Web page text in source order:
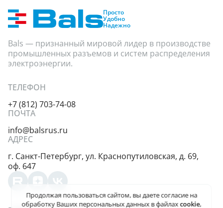
Просто
Удобно
Надежно
Bals — признанный мировой лидер в производстве
промышленных разъемов и систем распределения
электроэнергии.
ТЕЛЕФОН
+7 (812) 703-74-08
ПОЧТА
info@balsrus.ru
АДРЕС
г. Санкт-Петербург, ул. Краснопутиловская, д. 69,
оф. 647
Продолжая пользоваться сайтом, вы даетесогласие на
обработку Ваших персональных данныхв файлахcookie,